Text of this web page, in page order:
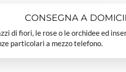
CONSEGNA A
di fiori, le rose o le orchidee ed
particolari a mezzo telefono.